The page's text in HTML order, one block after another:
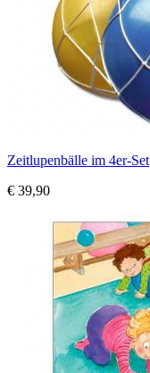
Zeitlupenbälle im 4er-Set
€ 39,90